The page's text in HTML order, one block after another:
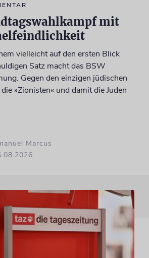
mit
vielleicht auf den ersten Blick
Satz macht das BSW
Gegen den einzigen jüdischen
»Zionisten« und damit die Juden
Marcus